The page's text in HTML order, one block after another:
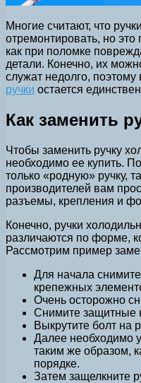
Многие считают, что
отремонтировать, но это
как при поломке
детали. Конечно, их
служат недолго, поэтому
ручки остается
Как заменить
Чтобы заменить ручку
необходимо ее купить.
только «родную» ручку,
производителей вам
разъемы, крепления и
Конечно, ручки
различаются по форме,
Рассмотрим пример
Для начала
крепежных
Очень осторожно
Снимите защитные
Выкрутите болт на
Далее необходимо
таким же образом,
порядке.
Затем защелкните